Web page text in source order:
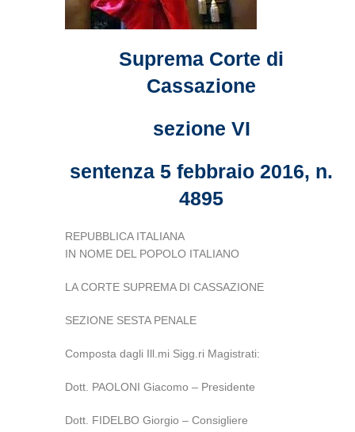
Suprema Corte di
Cassazione
sezione VI
sentenza 5 febbraio 2016, n.
4895
REPUBBLICA ITALIANA
IN NOME DEL POPOLO ITALIANO
LA CORTE SUPREMA DI CASSAZIONE
SEZIONE SESTA PENALE
Composta dagli Ill.mi Sigg.ri Magistrati:
Dott. PAOLONI Giacomo – Presidente
Dott. FIDELBO Giorgio – Consigliere